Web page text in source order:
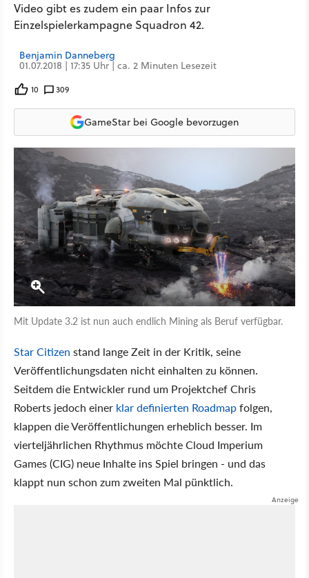
Video gibt es zudem ein paar Infos zur
Einzelspielerkampagne Squadron 42.
Benjamin Danneberg
01.07.2018 | 17:35 Uhr | ca. 2 Minuten Lesezeit
10 309
GameStar bei Google bevorzugen
Mit Update 3.2 ist nun auch endlich Mining als Beruf verfügbar.
Star Citizen stand lange Zeit in der Kritik, seine
Veröffentlichungsdaten nicht einhalten zu können.
Seitdem die Entwickler rund um Projektchef Chris
Roberts jedoch einer klar definierten Roadmapfolgen,
klappen die Veröffentlichungen erheblich besser. Im
vierteljährlichen Rhythmus möchte Cloud Imperium
Games (CIG) neue Inhalte ins Spiel bringen - und das
klappt nun schon zum zweiten Mal pünktlich.